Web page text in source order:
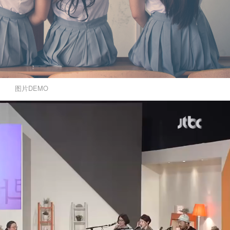
图片DEMO